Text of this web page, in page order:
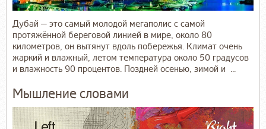
Дубай — это самый молодой мегаполис с самой
протяжённой береговой линией в мире, около 80
километров, он вытянут вдоль побережья. Климат очень
жаркий и влажный, летом температура около 50 градусов
и влажность 90 процентов. Поздней осенью, зимой и ...
Мышление словами